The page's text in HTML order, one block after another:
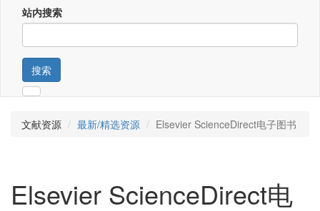
站内搜索
搜索
文献资源 最新/精选资源 Elsevier ScienceDirect电子图书
Elsevier ScienceDirect电